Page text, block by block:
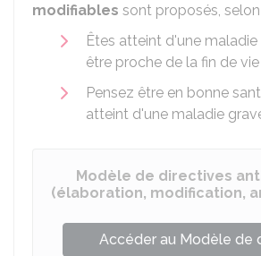
modifiables sont proposés,
Êtes atteint d'une maladie
être proche de la fin de
Pensez être en bonne
atteint d'une maladie
Modèle de directives
(élaboration, modification,
Accéder au Modèle de